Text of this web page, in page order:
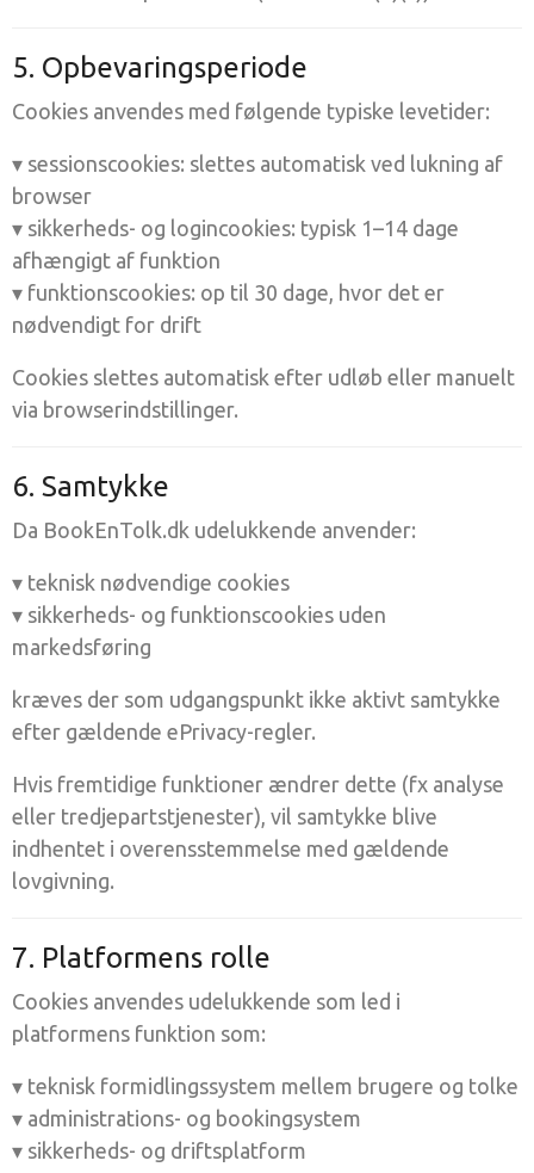
5. Opbevaringsperiode
Cookies anvendes med følgende typiske levetider:
▾ sessionscookies: slettes automatisk ved lukning af
browser
▾ sikkerheds- og logincookies: typisk 1–14 dage
afhængigt af funktion
▾ funktionscookies: op til 30 dage, hvor det er
nødvendigt for drift
Cookies slettes automatisk efter udløb eller manuelt
via browserindstillinger.
6. Samtykke
Da BookEnTolk.dk udelukkende anvender:
▾ teknisk nødvendige cookies
▾ sikkerheds- og funktionscookies uden
markedsføring
kræves der som udgangspunkt ikke aktivt samtykke
efter gældende ePrivacy-regler.
Hvis fremtidige funktioner ændrer dette (fx analyse
eller tredjepartstjenester), vil samtykke blive
indhentet i overensstemmelse med gældende
lovgivning.
7. Platformens rolle
Cookies anvendes udelukkende som led i
platformens funktion som:
▾ teknisk formidlingssystem mellem brugere og tolke
▾ administrations- og bookingsystem
▾ sikkerheds- og driftsplatform